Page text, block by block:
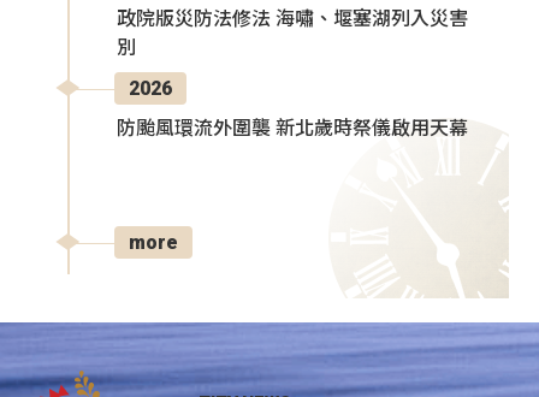
政院版災防法修法 海嘯、堰塞湖列入災害
別
2026
防颱風環流外圍襲 新北歲時祭儀啟用天幕
more